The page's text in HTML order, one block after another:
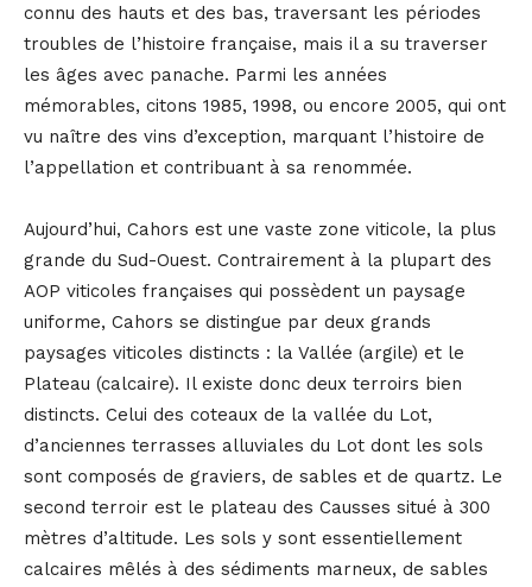
connu des hauts et des bas, traversant les périodes
troubles de l’histoire française, mais il a su traverser
les âges avec panache. Parmi les années
mémorables, citons 1985, 1998, ou encore 2005, qui ont
vu naître des vins d’exception, marquant l’histoire de
l’appellation et contribuant à sa renommée.
Aujourd’hui, Cahors est une vaste zone viticole, la plus
grande du Sud-Ouest. Contrairement à la plupart des
AOP viticoles françaises qui possèdent un paysage
uniforme, Cahors se distingue par deux grands
paysages viticoles distincts : la Vallée (argile) et le
Plateau (calcaire). Il existe donc deux terroirs bien
distincts. Celui des coteaux de la vallée du Lot,
d’anciennes terrasses alluviales du Lot dont les sols
sont composés de graviers, de sables et de quartz. Le
second terroir est le plateau des Causses situé à 300
mètres d’altitude. Les sols y sont essentiellement
calcaires mêlés à des sédiments marneux, de sables